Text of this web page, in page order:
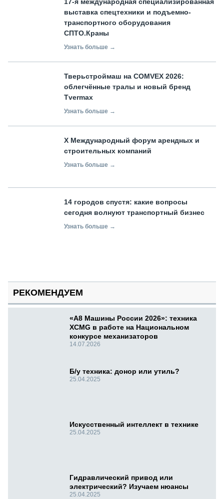
выставка спецтехники и подъемно-
транспортного оборудования
СПТО.Краны
Узнать больше →
Тверьстроймаш на COMVEX 2026:
облегчённые тралы и новый бренд
Tvermax
Узнать больше →
X Международный форум арендных и
строительных компаний
Узнать больше →
14 городов спустя: какие вопросы
сегодня волнуют транспортный бизнес
Узнать больше →
РЕКОМЕНДУЕМ
«А8 Машины России 2026»: техника
XCMG в работе на Национальном
конкурсе механизаторов
14.07.2026
Б/у техника: донор или утиль?
25.04.2025
Искусственный интеллект в технике
25.04.2025
Гидравлический привод или
электрический? Изучаем нюансы
25.04.2025